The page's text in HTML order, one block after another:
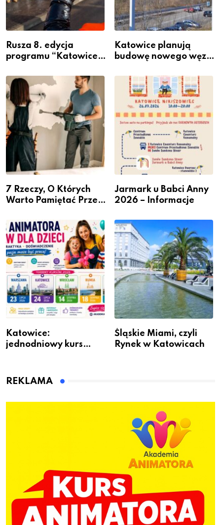
Rusza 8. edycja
programu “Katowice
– nabór dla
przedsiębiorców
Katowice planują
budowę nowego węzła
Podlesiu
7 Rzeczy, O Których
Warto Pamiętać Przed
Jarmark u Babci Anny
2026 – Informacje
Katowice:
jednodniowy kurs
dzieci
Śląskie Miami, czyli
Rynek w Katowicach
REKLAMA